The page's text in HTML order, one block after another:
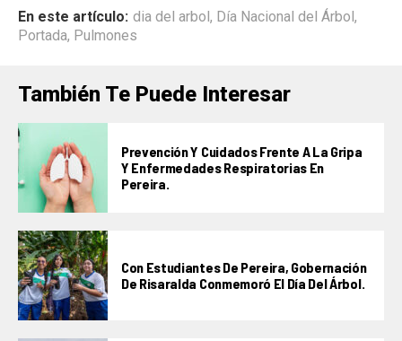
En este artículo: dia del arbol, Día Nacional del Árbol,
Portada, Pulmones
También Te Puede Interesar
Prevención Y Cuidados Frente A La Gripa
Y Enfermedades Respiratorias En
Pereira.
Con Estudiantes De Pereira, Gobernación
De Risaralda Conmemoró El Día Del Árbol.